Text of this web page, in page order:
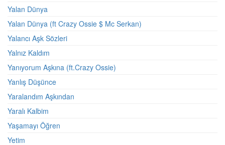
Yalan Dünya
Yalan Dünya (ft Crazy Ossie $ Mc Serkan)
Yalancı Aşk Sözleri
Yalnız Kaldım
Yanıyorum Aşkına (ft.Crazy Ossie)
Yanlış Düşünce
Yaralandım Aşkından
Yaralı Kalbim
Yaşamayı Öğren
Yetim